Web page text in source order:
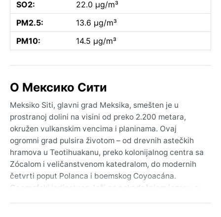
SO2:
22.0 µg/m³
PM2.5:
13.6 µg/m³
PM10:
14.5 µg/m³
O Мексико Сити
Meksiko Siti, glavni grad Meksika, smešten je u
prostranoj dolini na visini od preko 2.200 metara,
okružen vulkanskim vencima i planinama. Ovaj
ogromni grad pulsira životom – od drevnih astečkih
hramova u Teotihuakanu, preko kolonijalnog centra sa
Zócalom i veličanstvenom katedralom, do modernih
četvrti poput Polanca i boemskog Coyoacána.
Geografski jedinstven, leži na nekadašnjem jezeru, a